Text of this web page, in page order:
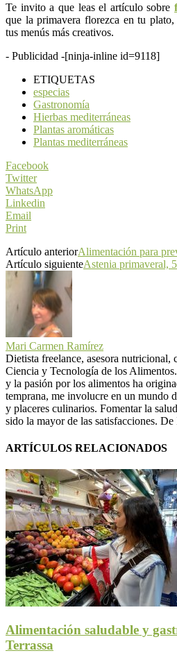
Te invito a que leas el artículo sobre
que la primavera florezca en tu
tus menús más creativos.
- Publicidad -[ninja-inline id=9118]
ETIQUETAS
especias
Gastronomía
Hierbas mediterráneas
Plantas aromáticas
Plantas mediterráneas
Facebook
Twitter
WhatsApp
Linkedin
Email
Print
Artículo anteriorAlimentación para
Artículo siguienteAstenia primaveral,
Mari Carmen Ramírez
Dietista freelance, asesora nutricional,
Ciencia y Tecnología de los
y la pasión por los alimentos ha
temprana, me involucre en un mundo
y placeres culinarios. Fomentar la
sido la mayor de las satisfacciones.
ARTÍCULOS RELACIONADOS
Alimentación saludable y
Terrassa